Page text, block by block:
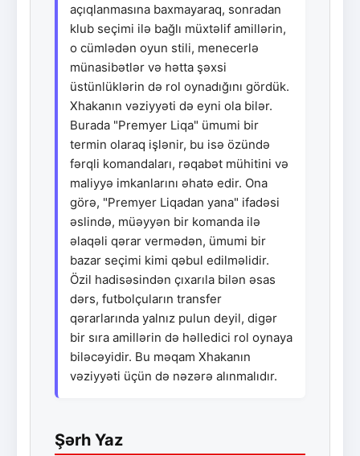
açıqlanmasına baxmayaraq, sonradan
klub seçimi ilə bağlı müxtəlif amillərin,
o cümlədən oyun stili, menecerlə
münasibətlər və hətta şəxsi
üstünlüklərin də rol oynadığını gördük.
Xhakanın vəziyyəti də eyni ola bilər.
Burada "Premyer Liqa" ümumi bir
termin olaraq işlənir, bu isə özündə
fərqli komandaları, rəqabət mühitini və
maliyyə imkanlarını əhatə edir. Ona
görə, "Premyer Liqadan yana" ifadəsi
əslində, müəyyən bir komanda ilə
əlaqəli qərar vermədən, ümumi bir
bazar seçimi kimi qəbul edilməlidir.
Özil hadisəsindən çıxarıla bilən əsas
dərs, futbolçuların transfer
qərarlarında yalnız pulun deyil, digər
bir sıra amillərin də həlledici rol oynaya
biləcəyidir. Bu məqam Xhakanın
vəziyyəti üçün də nəzərə alınmalıdır.
Şərh Yaz